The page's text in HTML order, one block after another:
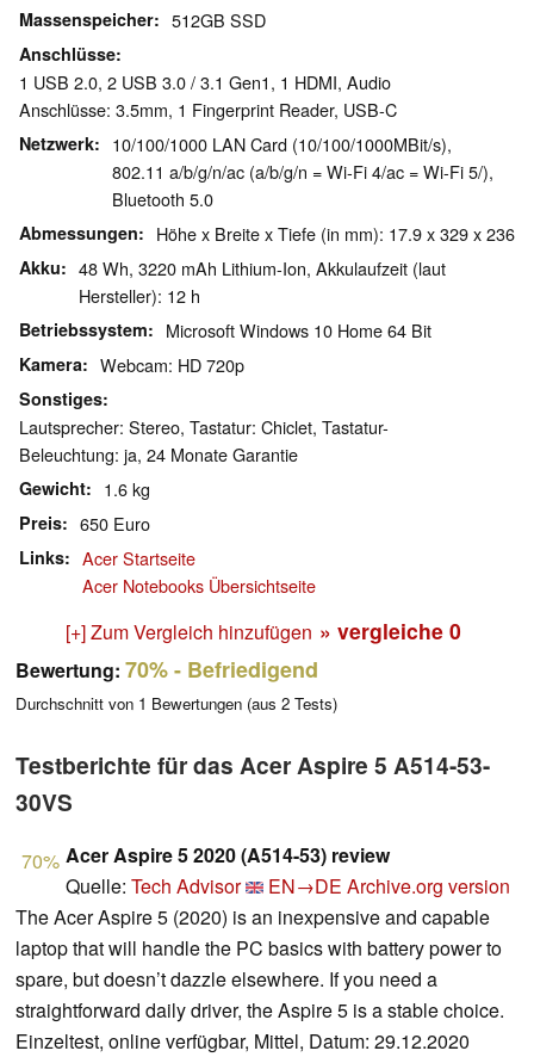
Massenspeicher 512GB SSD
Anschlüsse
1 USB 2.0, 2 USB 3.0 / 3.1 Gen1, 1 HDMI, Audio
Anschlüsse: 3.5mm, 1 Fingerprint Reader, USB-C
Netzwerk
10/100/1000 LAN Card (10/100/1000MBit/s),
802.11 a/b/g/n/ac (a/b/g/n = Wi-Fi 4/ac = Wi-Fi 5/),
Bluetooth 5.0
Abmessungen Höhe x Breite x Tiefe (in mm): 17.9 x 329 x 236
Akku
48 Wh, 3220 mAh Lithium-Ion, Akkulaufzeit (laut
Hersteller): 12 h
Betriebssystem Microsoft Windows 10 Home 64 Bit
Kamera Webcam: HD 720p
Sonstiges
Lautsprecher: Stereo, Tastatur: Chiclet, Tastatur-
Beleuchtung: ja, 24 Monate Garantie
Gewicht 1.6 kg
Preis 650 Euro
Links
Acer Startseite
Acer Notebooks Übersichtseite
[+] Zum Vergleich hinzufügen » vergleiche 0
Bewertung: 70%- Befriedigend
Durchschnitt von 1 Bewertungen (aus 2 Tests)
Testberichte für das Acer Aspire 5 A514-53-
30VS
70% Acer Aspire 5 2020 (A514-53) review
Quelle: Tech Advisor EN→DE Archive.org version
The Acer Aspire 5 (2020) is an inexpensive and capable
laptop that will handle the PC basics with battery power to
spare, but doesn’t dazzle elsewhere. If you need a
straightforward daily driver, the Aspire 5 is a stable choice.
Einzeltest, online verfügbar, Mittel, Datum: 29.12.2020